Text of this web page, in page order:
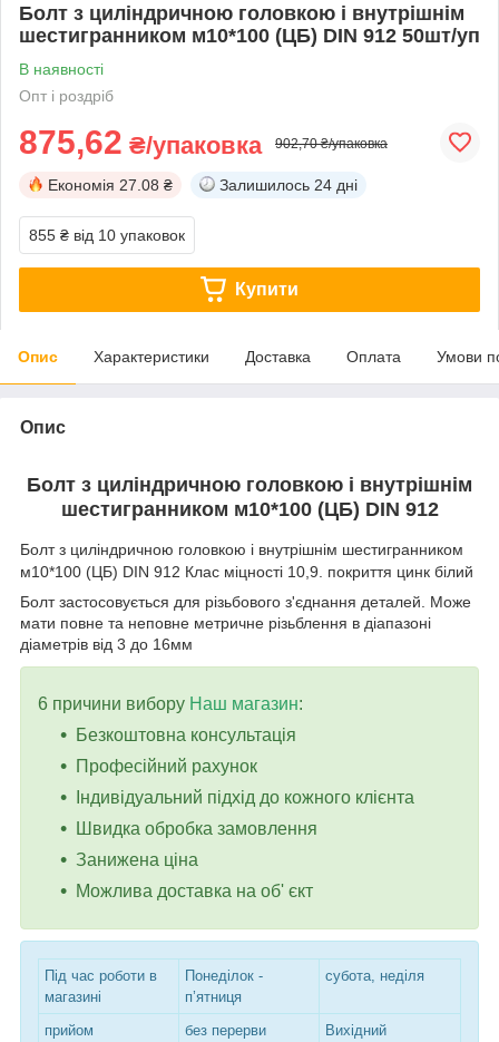
Болт з циліндричною головкою і внутрішнім
шестигранником м10*100 (ЦБ) DIN 912 50шт/уп
В наявності
Опт і роздріб
875,62 ₴/упаковка 902,70 ₴/упаковка
Економія 27.08 ₴ Залишилось 24 дні
855 ₴ від 10 упаковок
Купити
Опис Характеристики Доставка Оплата Умови
Опис
Болт з циліндричною головкою і внутрішнім
шестигранником м10*100(ЦБ) DIN 912
Болт з циліндричною головкою і внутрішнім шестигранником
м10*100 (ЦБ) DIN 912 Клас міцності 10,9. покриття цинк білий
Болт застосовується для різьбового з'єднання деталей. Може
мати повне та неповне метричне різьблення в діапазоні
діаметрів від 3 до 16мм
6 причини вибору Наш магазин:
Безкоштовна консультація
Професійний рахунок
Індивідуальний підхід до кожного клієнта
Швидка обробка замовлення
Занижена ціна
Можлива доставка на об' єкт
Під час роботи в
магазині
Понеділок -
п’ятниця
субота, неділя
прийом
без перерви Вихідний